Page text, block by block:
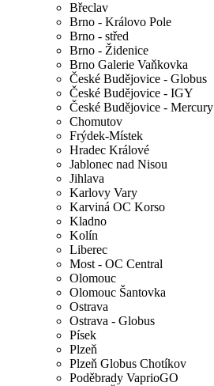
Břeclav
Brno - Královo Pole
Brno - střed
Brno - Židenice
Brno Galerie Vaňkovka
České Budějovice - Globus
České Budějovice - IGY
České Budějovice - Mercury
Chomutov
Frýdek-Místek
Hradec Králové
Jablonec nad Nisou
Jihlava
Karlovy Vary
Karviná OC Korso
Kladno
Kolín
Liberec
Most - OC Central
Olomouc
Olomouc Šantovka
Ostrava
Ostrava - Globus
Písek
Plzeň
Plzeň Globus Chotíkov
Poděbrady VaprioGO